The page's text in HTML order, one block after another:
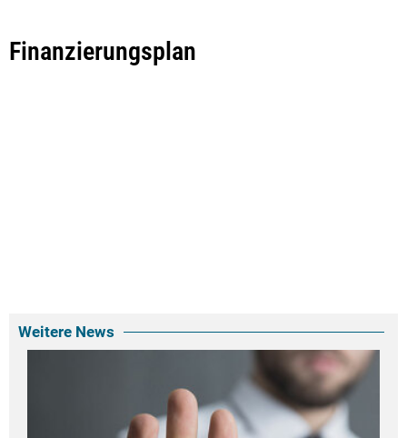
Finanzierungsplan
Weitere News